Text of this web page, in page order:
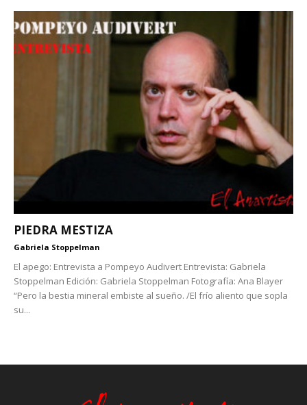
PIEDRA MESTIZA
Gabriela Stoppelman
El apego: Entrevista a Pompeyo Audivert Entrevista: Gabriela
Stoppelman Edición: Gabriela Stoppelman Fotografía: Ana Blayer
“Pero la bestia mineral embiste al sueño. /El frío aliento que sopla
su...